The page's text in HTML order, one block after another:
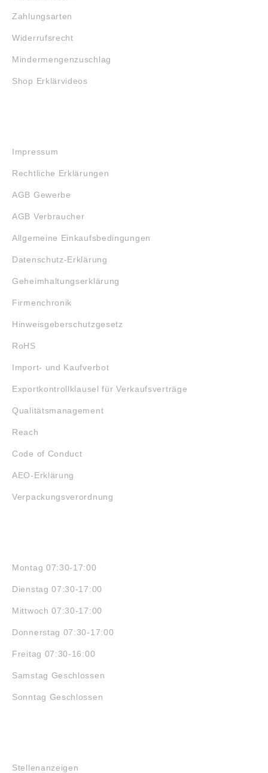
Zahlungsarten
Widerrufsrecht
Mindermengenzuschlag
Shop Erklärvideos
Impressum
Rechtliche Erklärungen
AGB Gewerbe
AGB Verbraucher
Allgemeine Einkaufsbedingungen
Datenschutz-Erklärung
Geheimhaltungserklärung
Firmenchronik
Hinweisgeberschutzgesetz
RoHS
Import- und Kaufverbot
Exportkontrollklausel für Verkaufsverträge
Qualitätsmanagement
Reach
Code of Conduct
AEO-Erklärung
Verpackungsverordnung
Montag 07:30-17:00
Dienstag 07:30-17:00
Mittwoch 07:30-17:00
Donnerstag 07:30-17:00
Freitag 07:30-16:00
Samstag Geschlossen
Sonntag Geschlossen
Stellenanzeigen